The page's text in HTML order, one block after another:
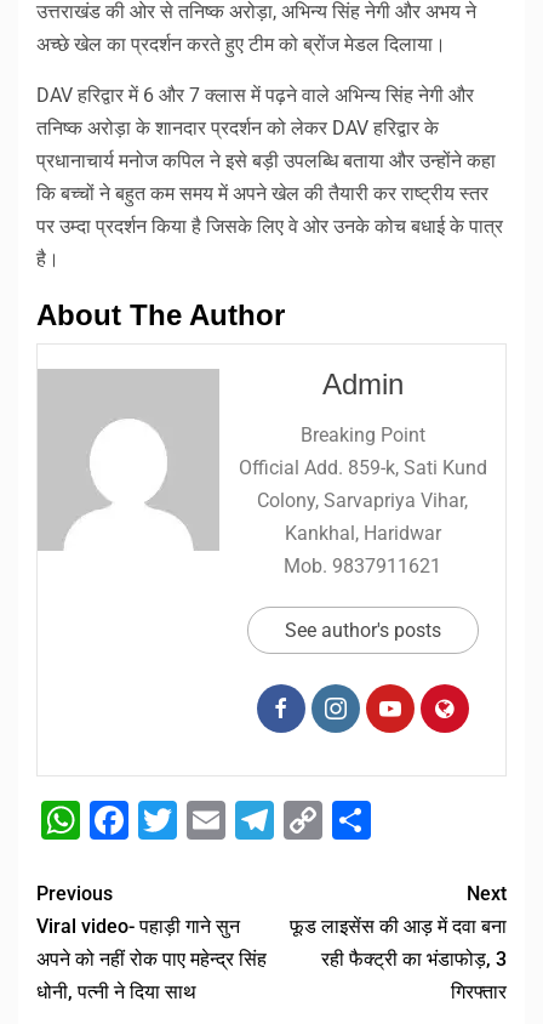
उत्तराखंड की ओर से तनिष्क अरोड़ा, अभिन्य सिंह नेगी और अभय ने
अच्छे खेल का प्रदर्शन करते हुए टीम को ब्रोंज मेडल दिलाया।
DAV हरिद्वार में 6 और 7 क्लास में पढ़ने वाले अभिन्य सिंह नेगी और
तनिष्क अरोड़ा के शानदार प्रदर्शन को लेकर DAV हरिद्वार के
प्रधानाचार्य मनोज कपिल ने इसे बड़ी उपलब्धि बताया और उन्होंने कहा
कि बच्चों ने बहुत कम समय में अपने खेल की तैयारी कर राष्ट्रीय स्तर
पर उम्दा प्रदर्शन किया है जिसके लिए वे ओर उनके कोच बधाई के पात्र
है।
About The Author
Admin
Breaking Point
Official Add. 859-k, Sati Kund
Colony, Sarvapriya Vihar,
Kankhal, Haridwar
Mob. 9837911621
See author's posts
WhatsApp
Facebook
Twitter
EmailTelegram
Copy
Previous
Viral video- पहाड़ी गाने सुन
अपने को नहीं रोक पाए महेन्द्र सिंह
धोनी, पत्नी ने दिया साथ
Next
फूड लाइसेंस की आड़ में दवा बना
रही फैक्ट्री का भंडाफोड़, 3
गिरफ्तार